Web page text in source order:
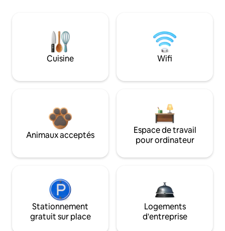
Cuisine Wifi
Animaux acceptés
Espace de travail
pour ordinateur
Stationnement
gratuit sur place
Logements
d'entreprise